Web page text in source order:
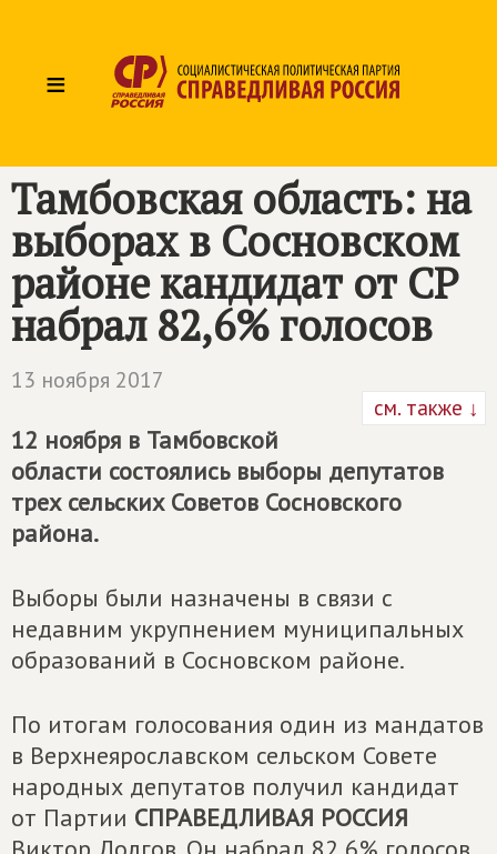
≡
Тамбовская область: на
выборах в Сосновском
районе кандидат от СР
набрал 82,6% голосов
13 ноября 2017
см. также ↓
12 ноября в Тамбовской
области состоялись выборы депутатов
трех сельских Советов Сосновского
района.
Выборы были назначены в связи с
недавним укрупнением муниципальных
образований в Сосновском районе.
По итогам голосования один из мандатов
в Верхнеярославском сельском Совете
народных депутатов получил кандидат
от Партии СПРАВЕДЛИВАЯ РОССИЯ